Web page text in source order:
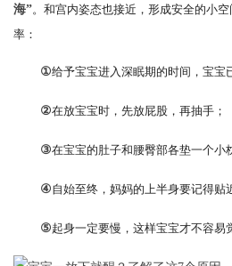
海”。和宫内姿态也接近，形成安全的小
率：
①给予宝宝进入深眠期的时间，宝宝
②在放宝宝时，先放屁股，再抽手；
③在宝宝的肚子和腰臀部各垫一个小
④自始至终，妈妈的上半身要记得贴
⑤起身一定要慢，这样宝宝才不容易